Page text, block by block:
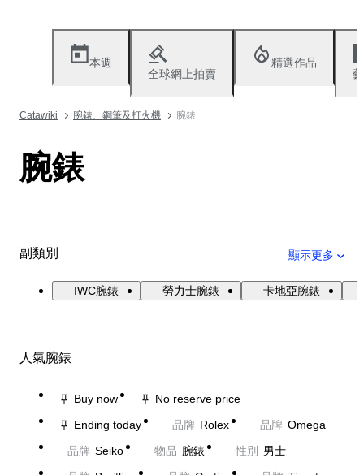
本週
全球網上拍賣
精選作品
Catawiki 腕錶、鋼筆及打火機 腕錶
腕錶
副類別 顯示更多
IWC腕錶 勞力士腕錶 卡地亞腕錶
人氣腕錶
Buy now
No reserve price
Ending today
品牌 Rolex 品牌 Omega
品牌 Seiko 物品 腕錶 性別
男士